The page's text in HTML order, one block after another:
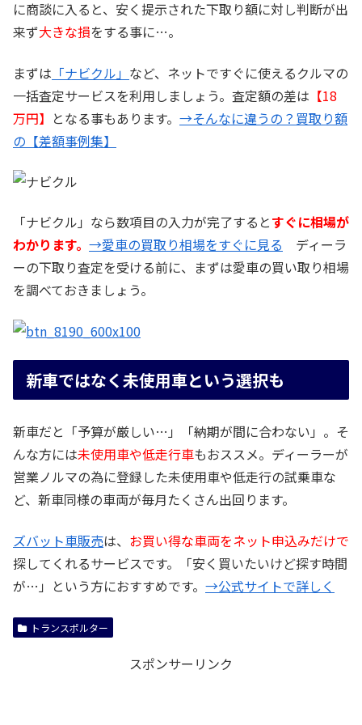
に商談に入ると、安く提示された下取り額に対し判断が出
来ず大きな損をする事に…。
まずは 「ナビクル」 など、ネットですぐに使えるクルマの
一括査定サービスを利用しましょう。査定額の差は 【18
万円】 となる事もあります。 →そんなに違うの？買取り額
の【差額事例集】
「ナビクル」なら数項目の入力が完了するとすぐに相場が
わかります。 →愛車の買取り相場をすぐに見る ディーラ
ーの下取り査定を受ける前に、まずは愛車の買い取り相場
を調べておきましょう。
新車ではなく未使用車という選択も
新車だと「予算が厳しい…」「納期が間に合わない」。そ
んな方には未使用車や低走行車もおススメ。ディーラーが
営業ノルマの為に登録した未使用車や低走行の試乗車な
ど、新車同様の車両が毎月たくさん出回ります。
ズバット車販売は、 お買い得な車両をネット申込みだけで
探してくれるサービスです。「安く買いたいけど探す時間
が…」という方におすすめです。 →公式サイトで詳しく
トランスポルター
スポンサーリンク